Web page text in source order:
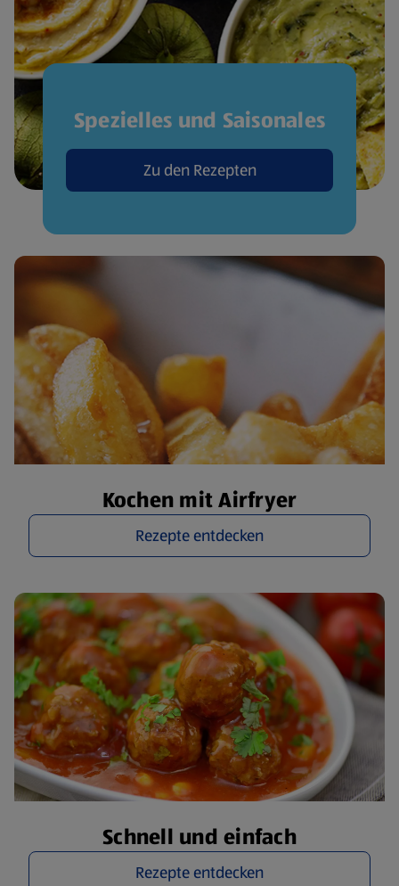
Spezielles und Saisonales
Zu den Rezepten
Kochen mit Airfryer
Rezepte entdecken
Schnell und einfach
Rezepte entdecken